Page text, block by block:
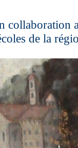
collaboration
de la